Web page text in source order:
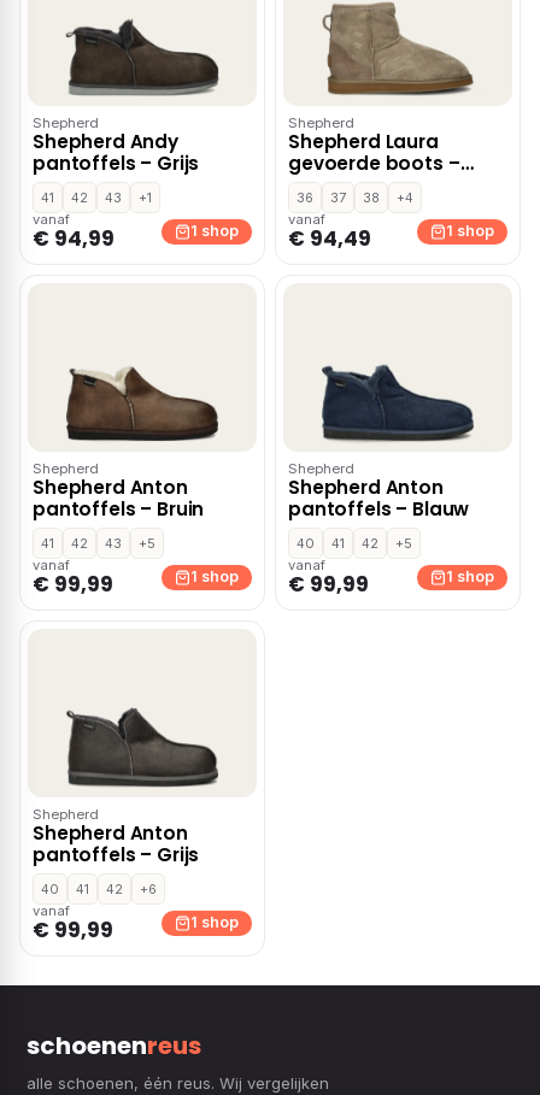
Shepherd
Shepherd Andy
pantoffels – Grijs
41 42 43
+1
vanaf
€ 94,99 1 shop
Shepherd
Shepherd Laura
gevoerde boots –
Taupe
36 37 38
+4
vanaf
€ 94,49 1 shop
Shepherd
Shepherd Anton
pantoffels – Bruin
41 42 43
+5
vanaf
€ 99,99 1 shop
Shepherd
Shepherd Anton
pantoffels – Blauw
40 41 42
+5
vanaf
€ 99,99 1 shop
Shepherd
Shepherd Anton
pantoffels – Grijs
40 41 42
+6
vanaf
€ 99,99 1 shop
schoenenreus
alle schoenen, één reus. Wij vergelijken